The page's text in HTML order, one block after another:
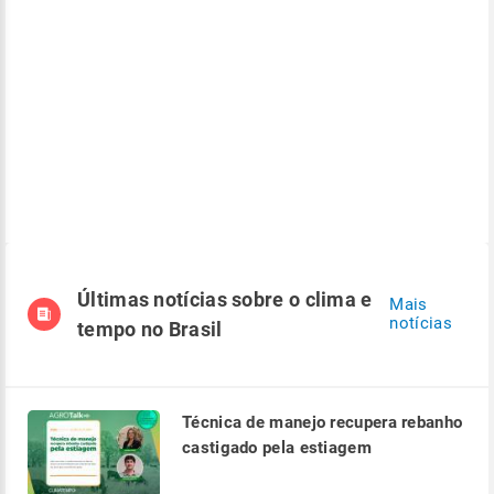
Últimas notícias sobre o clima e
tempo no Brasil
Mais
notícias
Técnica de manejo recupera rebanho
castigado pela estiagem